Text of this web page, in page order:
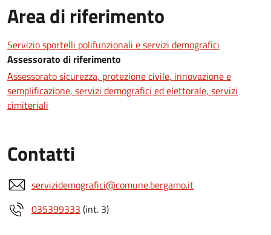
Area di riferimento
Servizio sportelli polifunzionali e servizi demografici
Assessorato di riferimento
Assessorato sicurezza, protezione civile, innovazione e
semplificazione, servizi demografici ed elettorale, servizi
cimiteriali
Contatti
servizidemografici@comune.bergamo.it
035399333 (int. 3)